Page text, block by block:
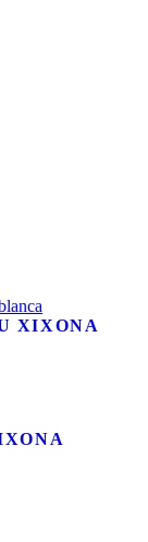
XIXONA